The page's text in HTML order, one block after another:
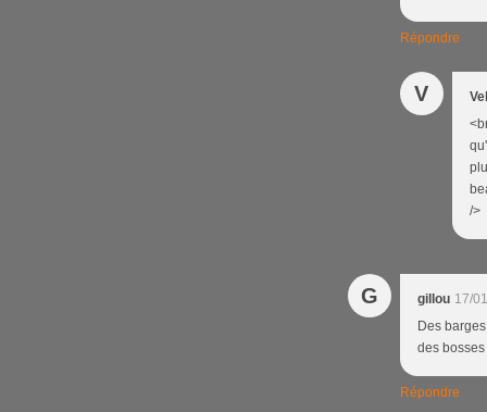
Répondre
V
/>
G gillou 17/
Des
des
Répondre